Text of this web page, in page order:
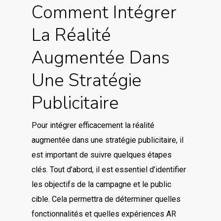
Comment Intégrer
La Réalité
Augmentée Dans
Une Stratégie
Publicitaire
Pour intégrer efficacement la réalité
augmentée dans une stratégie publicitaire, il
est important de suivre quelques étapes
clés. Tout d’abord, il est essentiel d’identifier
les objectifs de la campagne et le public
cible. Cela permettra de déterminer quelles
fonctionnalités et quelles expériences AR